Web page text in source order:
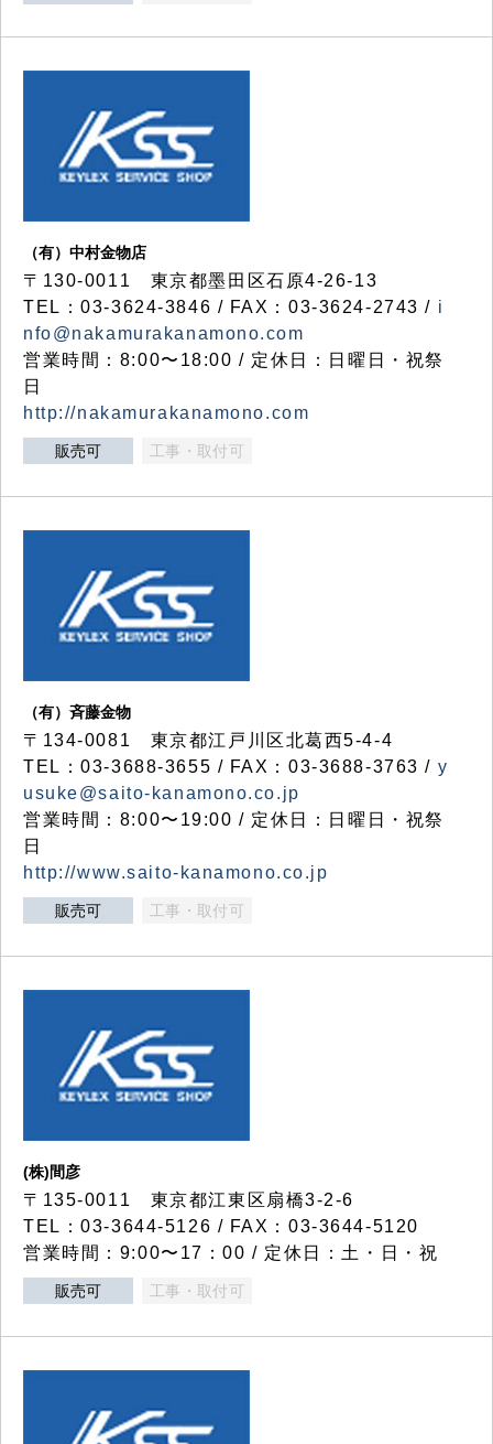
（有）中村金物店
〒130-0011 東京都墨田区石原4-26-13
TEL：03-3624-3846 / FAX：03-3624-2743 / i
nfo@nakamurakanamono.com
営業時間：8:00〜18:00 / 定休日：日曜日・祝祭
日
http://nakamurakanamono.com
販売可 工事・取付可
（有）斉藤金物
〒134-0081 東京都江戸川区北葛西5-4-4
TEL：03-3688-3655 / FAX：03-3688-3763 / y
usuke@saito-kanamono.co.jp
営業時間：8:00〜19:00 / 定休日：日曜日・祝祭
日
http://www.saito-kanamono.co.jp
販売可 工事・取付可
(株)間彦
〒135-0011 東京都江東区扇橋3-2-6
TEL：03-3644-5126 / FAX：03-3644-5120
営業時間：9:00〜17：00 / 定休日：土・日・祝
販売可 工事・取付可